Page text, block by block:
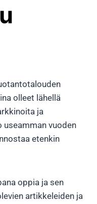
olleet lähellä
ja
vuoden
etenkin
oppia ja sen
artikkeleiden ja